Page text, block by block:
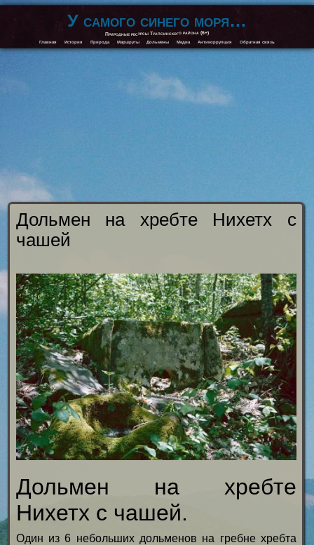
У самого синего моря…
Природные ресурсы Туапсинского района (6+)
Главная История Природа Маршруты Дольмены Медиа Антикоррупция Обратная связь
Дольмен на хребте Нихетх с
чашей
Дольмен на хребте
Нихетх с чашей.
Один из 6 небольших дольменов на гребне хребта